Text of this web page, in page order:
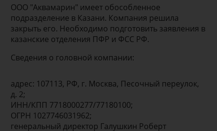
ООО "Аквамарин" имеет обособленное
подразделение в Казани. Компания решила
закрыть его. Необходимо подготовить заявления в
казанские отделения ПФР и ФСС РФ.
Сведения о головной компании:
адрес: 107113, РФ, г. Москва, Песочный переулок,
д. 2;
ИНН/КПП 7718000277/77180100;
ОГРН 1027746031962;
генеральный директор Галушкин Роберт